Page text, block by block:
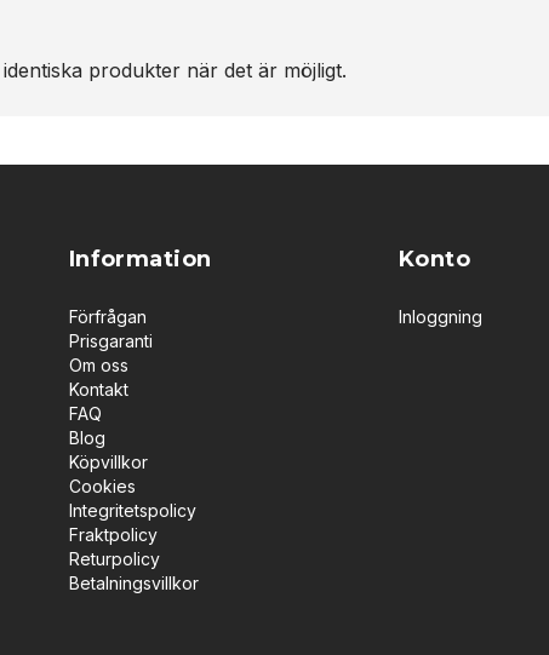
produkter när det är möjligt.
Information
Förfrågan
Prisgaranti
Om oss
Kontakt
FAQ
Blog
Köpvillkor
Cookies
Integritetspolicy
Fraktpolicy
Returpolicy
Betalningsvillkor
Konto
Inloggning